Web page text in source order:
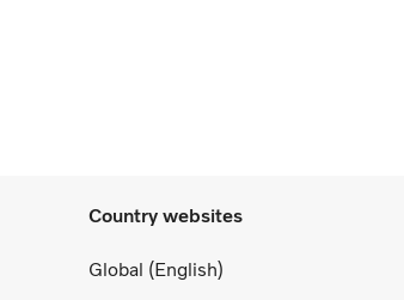
Country websites
Global (English)